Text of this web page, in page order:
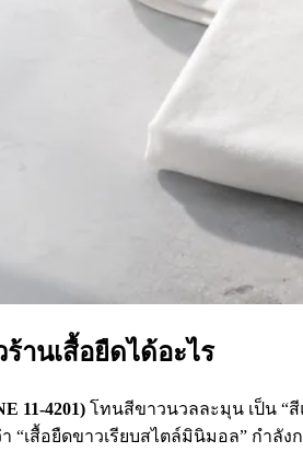
านเสื้อยืดได้อะไร
11-4201) โทนสีขาวนวลละมุน เป็น “สี
เสื้อยืดขาวเรียบสไตล์มินิมอล” กำลั